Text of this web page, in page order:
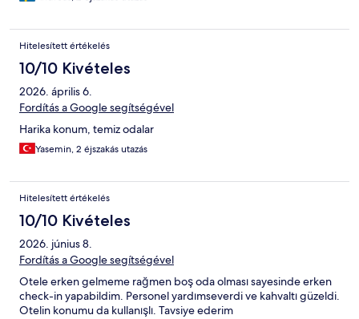
Hitelesített értékelés
10/10 Kivételes
2026. április 6.
Fordítás a Google segítségével
Harika konum, temiz odalar
Yasemin, 2 éjszakás utazás
Hitelesített értékelés
10/10 Kivételes
2026. június 8.
Fordítás a Google segítségével
Otele erken gelmeme rağmen boş oda olması sayesinde erken
check-in yapabildim. Personel yardımseverdi ve kahvaltı güzeldi.
Otelin konumu da kullanışlı. Tavsiye ederim